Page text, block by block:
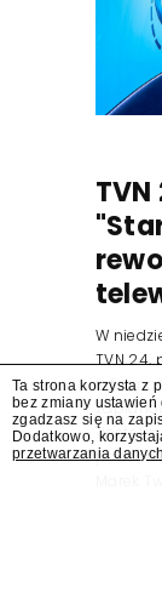
W
TVN 24,
Ta strona korzysta z
bez zmiany
zgadzasz się na
Dodatkowo,
przetwarzania